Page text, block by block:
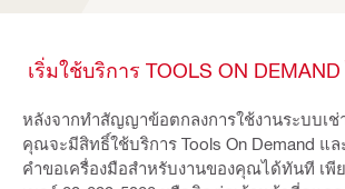
เริ่มใช้บริการ TOOLS ON
หลังจากทำสัญญาข้อตกลงการใช้งานระบบเช่
คุณจะมีสิทธิ์ใช้บริการ Tools On Demand แล
คำขอเครื่องมือสำหรับงานของคุณได้ทันที เพี